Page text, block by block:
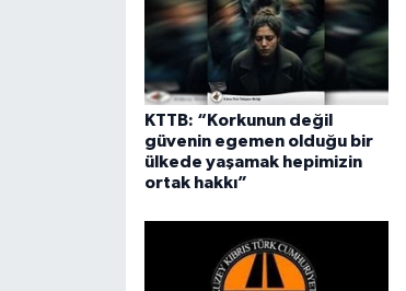
KTTB: “Korkunun değil
güvenin egemen olduğu bir
ülkede yaşamak hepimizin
ortak hakkı”